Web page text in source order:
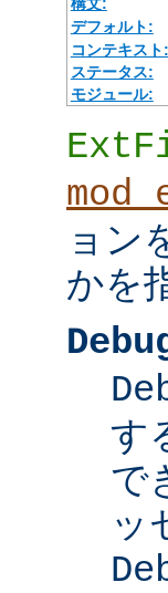
デフォルト:
コンテキスト:
ステータス:
モジュール:
ョン
かを
す
で
ッ